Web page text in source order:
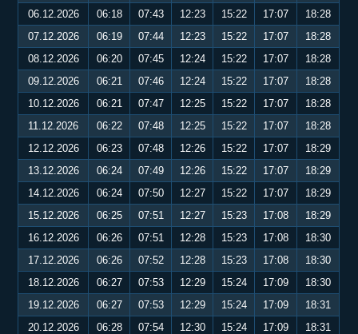
06.12.2026 06:18 07:43 12:23 15:22 17:07
18:28
07.12.2026
06:19 07:44 12:23 15:22 17:07
18:28
08.12.2026
06:20 07:45 12:24 15:22 17:07
18:28
09.12.2026
06:21 07:46 12:24 15:22 17:07
18:28
10.12.2026
06:21 07:47 12:25 15:22 17:07
18:28
11.12.2026
06:22 07:48 12:25 15:22 17:07
18:28
12.12.2026
06:23 07:48 12:26 15:22 17:07
18:29
13.12.2026
06:24 07:49 12:26 15:22 17:07
18:29
14.12.2026
06:24 07:50 12:27 15:22 17:07
18:29
15.12.2026
06:25 07:51 12:27 15:23 17:08
18:29
16.12.2026
06:26 07:51 12:28 15:23 17:08
18:30
17.12.2026
06:26 07:52 12:28 15:23 17:08
18:30
18.12.2026
06:27 07:53 12:29 15:24 17:09
18:30
19.12.2026
06:27 07:53 12:29 15:24 17:09
18:31
20.12.2026
06:28 07:54 12:30 15:24 17:09
18:31